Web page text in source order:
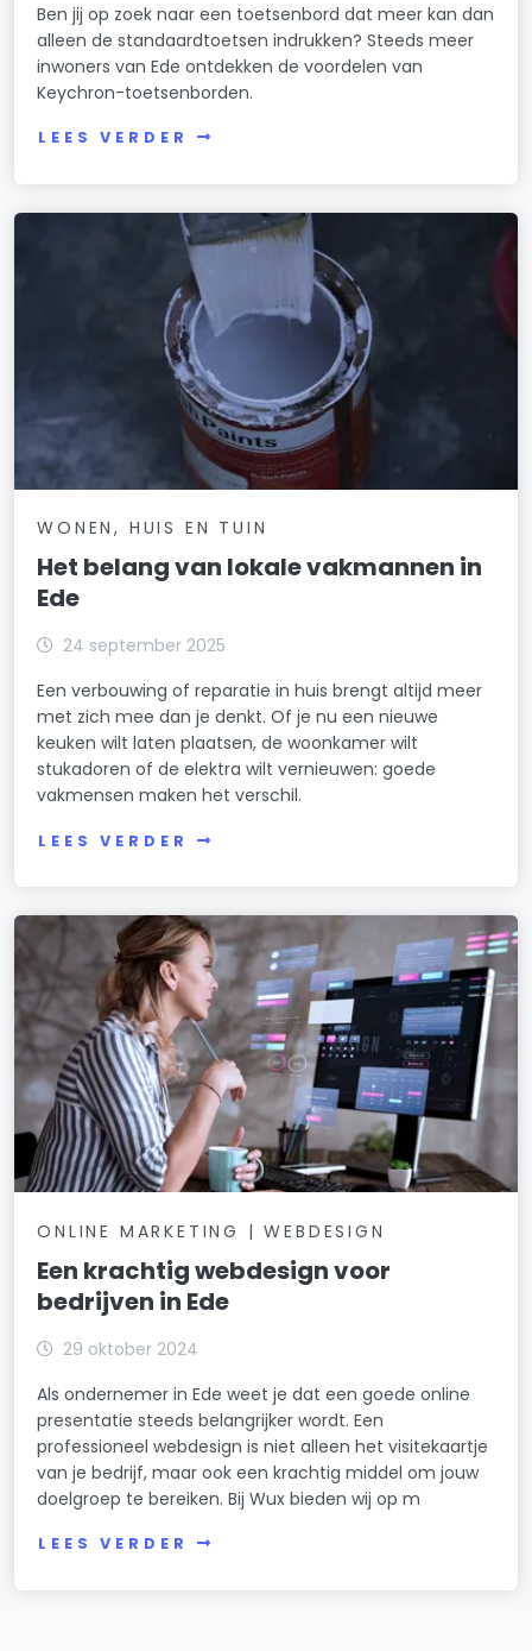
Ben jij op zoek naar een toetsenbord dat meer kan dan
alleen de standaardtoetsen indrukken? Steeds meer
inwoners van Ede ontdekken de voordelen van
Keychron-toetsenborden.
LEES VERDER
WONEN, HUIS EN TUIN
Het belang van lokale vakmannen in
Ede
24 september 2025
Een verbouwing of reparatie in huis brengt altijd meer
met zich mee dan je denkt. Of je nu een nieuwe
keuken wilt laten plaatsen, de woonkamer wilt
stukadoren of de elektra wilt vernieuwen: goede
vakmensen maken het verschil.
LEES VERDER
ONLINE MARKETING | WEBDESIGN
Een krachtig webdesign voor
bedrijven in Ede
29 oktober 2024
Als ondernemer in Ede weet je dat een goede online
presentatie steeds belangrijker wordt. Een
professioneel webdesign is niet alleen het visitekaartje
van je bedrijf, maar ook een krachtig middel om jouw
doelgroep te bereiken. Bij Wux bieden wij op m
LEES VERDER